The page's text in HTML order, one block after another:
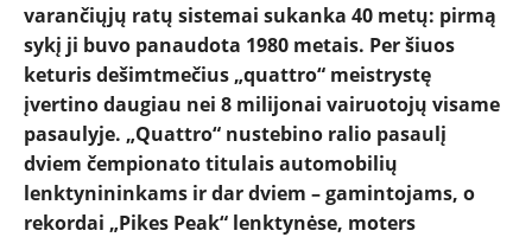
varančiųjų ratų sistemai sukanka 40 metų: pirmą
sykį ji buvo panaudota 1980 metais. Per šiuos
keturis dešimtmečius „quattro“ meistrystę
įvertino daugiau nei 8 milijonai vairuotojų visame
pasaulyje. „Quattro“ nustebino ralio pasaulį
dviem čempionato titulais automobilių
lenktynininkams ir dar dviem – gamintojams, o
rekordai „Pikes Peak“ lenktynėse, moters